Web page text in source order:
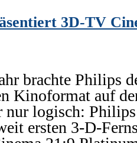
3D-TV
brachte Philips
Kinoformat auf
nur logisch:
ersten 3-D-